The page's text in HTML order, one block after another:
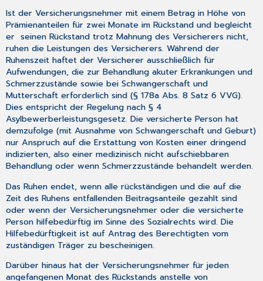
Ist der Versicherungsnehmer mit einem Betrag in Höhe von
Prämienanteilen für zwei Monate im Rückstand und begleicht
er seinen Rückstand trotz Mahnung des Versicherers nicht,
ruhen die Leistungen des Versicherers. Während der
Ruhenszeit haftet der Versicherer ausschließlich für
Aufwendungen, die zur Behandlung akuter Erkrankungen und
Schmerzzustände sowie bei Schwangerschaft und
Mutterschaft erforderlich sind (§ 178a Abs. 8 Satz 6 VVG).
Dies entspricht der Regelung nach § 4
Asylbewerberleistungsgesetz. Die versicherte Person hat
demzufolge (mit Ausnahme von Schwangerschaft und Geburt)
nur Anspruch auf die Erstattung von Kosten einer dringend
indizierten, also einer medizinisch nicht aufschiebbaren
Behandlung oder wenn Schmerzzustände behandelt werden.
Das Ruhen endet, wenn alle rückständigen und die auf die
Zeit des Ruhens entfallenden Beitragsanteile gezahlt sind
oder wenn der Versicherungsnehmer oder die versicherte
Person hilfebedürftig im Sinne des Sozialrechts wird. Die
Hilfebedürftigkeit ist auf Antrag des Berechtigten vom
zuständigen Träger zu bescheinigen.
Darüber hinaus hat der Versicherungsnehmer für jeden
angefangenen Monat des Rückstands anstelle von